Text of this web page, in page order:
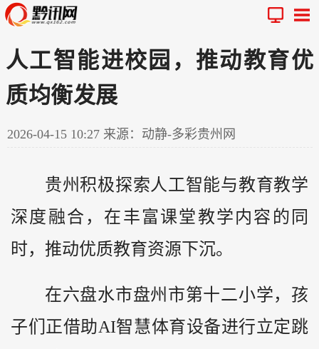
人工智能进校园，推动教育优
质均衡发展
2026-04-15 10:27 来源：动静-多彩贵州网
贵州 积极探索人工智能与教育教学
深度融合，在丰富课堂教学内容的同
时，推动优质教育资源下沉。
在六盘水市盘州市第十二小学，孩
子们正借助AI智慧体育设备进行立定跳